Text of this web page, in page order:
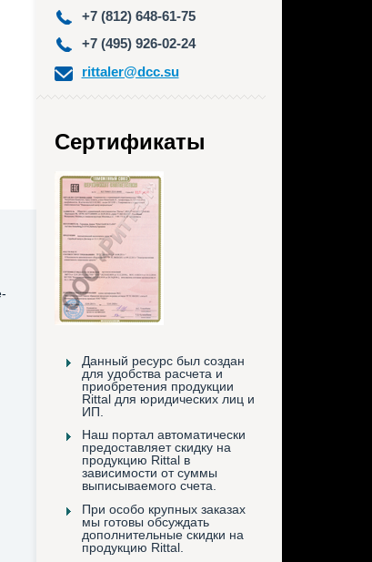
+7 (812) 648-61-75
+7 (495) 926-02-24
rittaler@dcc.su
Сертификаты
Данный ресурс был создан
для удобства расчета и
приобретения продукции
Rittal для юридических лиц и
ИП.
Наш портал автоматически
предоставляет скидку на
продукцию Rittal в
зависимости от суммы
выписываемого счета.
При особо крупных заказах
мы готовы обсуждать
дополнительные скидки на
продукцию Rittal.